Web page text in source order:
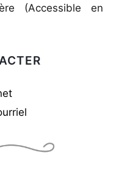
(Accessible en